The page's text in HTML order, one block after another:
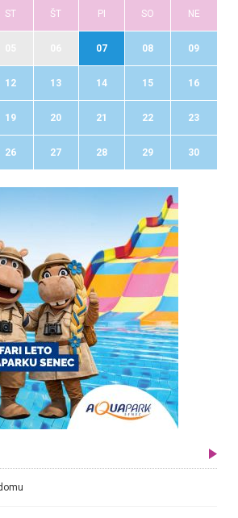
ST ŠT PI SO NE
07 08 09
12 13 14 15 16
19 20 21 22 23
26 27 28 29 30